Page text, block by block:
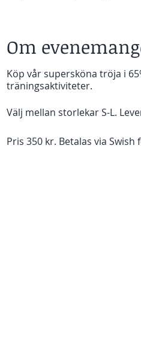
Om
Köp vår supersköna tröja i
träningsaktiviteter.
Välj mellan storlekar S-L.
Pris 350 kr. Betalas via